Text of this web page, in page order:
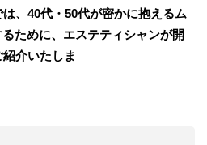
、40代・50代が密かに抱えるム
ために、エステティシャンが開
介いたしま
。